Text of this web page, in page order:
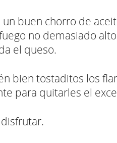
un buen chorro de
no demasiado
el queso.
bien tostaditos los
para quitarles el